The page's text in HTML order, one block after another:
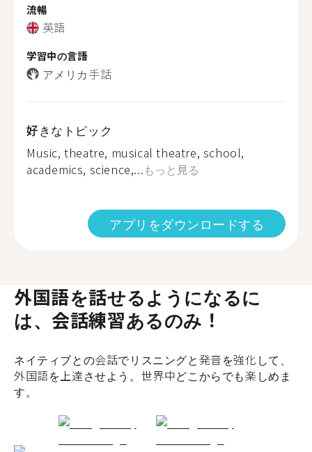
流暢
英語
学習中の言語
アメリカ手話
好きなトピック
Music, theatre, musical theatre, school,
academics, science,...もっと見る
アプリをダウンロードする
外国語を話せるようになるに
は、会話練習あるのみ！
ネイティブとの会話でリスニングと発音を強化して、
外国語を上達させよう。世界中どこからでも楽しめま
す。